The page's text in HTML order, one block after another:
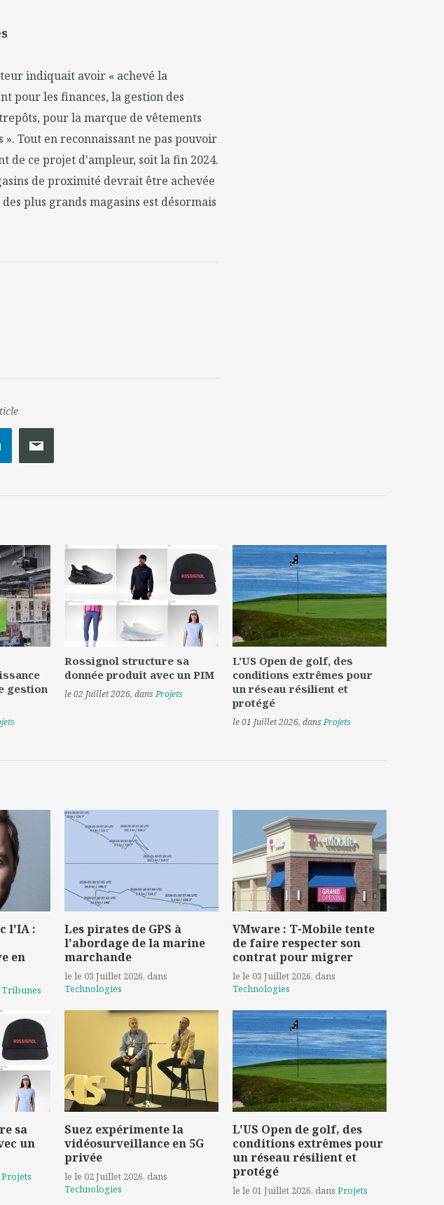
indiquait avoir « achevé la
pour les finances, la gestion des
pour la marque de vêtements
Tout en reconnaissant ne pas pouvoir
de ce projet d'ampleur, soit la fin 2024.
de proximité devrait être achevée
plus grands magasins est désormais
gestion
Rossignol structure sa
donnée produit avec un PIM
le 02 Juillet 2026, dansProjets
L'US Open de golf, des
conditions extrêmes pour
un réseau résilient et
protégé
le 01 Juillet 2026, dansProjets
l'IA :
en
Tribunes
Les pirates de GPS à
l'abordage de la marine
marchande
le le 03 Juillet 2026, dans
Technologies
VMware : T-Mobile tente
de faire respecter son
contrat pour migrer
le le 03 Juillet 2026, dans
Technologies
sa
un
Projets
Suez expérimente la
vidéosurveillance en 5G
privée
le le 02 Juillet 2026, dans
Technologies
L'US Open de golf, des
conditions extrêmes pour
un réseau résilient et
protégé
le le 01 Juillet 2026, dans Projets